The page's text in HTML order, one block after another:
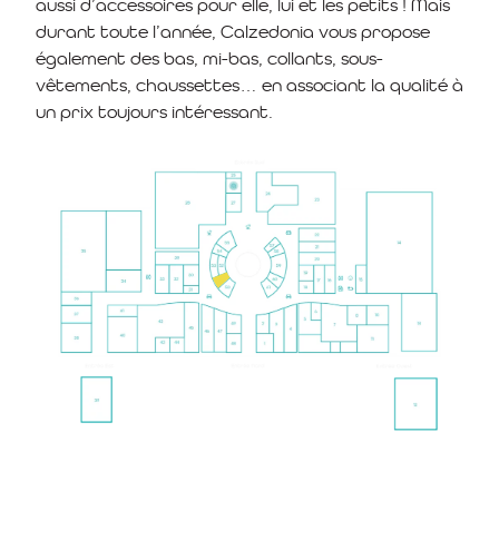
aussi d’accessoires pour elle, lui et les petits ! Mais
durant toute l’année, Calzedonia vous propose
également des bas, mi-bas, collants, sous-
vêtements, chaussettes… en associant la qualité à
un prix toujours intéressant.